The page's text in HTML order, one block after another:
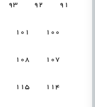
91
92
93
100
101
107
108
114
115